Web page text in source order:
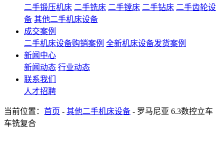
二手锻压机床 二手铣床 二手镗床 二手钻床 二手齿轮设
备 其他二手机床设备
成交案例
二手机床设备购销案例 全新机床设备发货案例
新闻中心
新闻动态 行业动态
联系我们
人才招聘
当前位置： 首页 - 其他二手机床设备 - 罗马尼亚 6.3数控立车
车铣复合